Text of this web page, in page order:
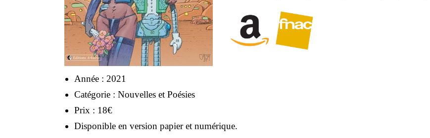
Année : 2021
Catégorie : Nouvelles et Poésies
Prix : 18€
Disponible en version papier et numérique.